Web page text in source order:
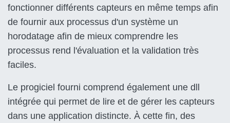
fonctionner différents capteurs en même temps afin
de fournir aux processus d'un système un
horodatage afin de mieux comprendre les
processus rend l'évaluation et la validation très
faciles.
Le progiciel fourni comprend également une dll
intégrée qui permet de lire et de gérer les capteurs
dans une application distincte. À cette fin, des